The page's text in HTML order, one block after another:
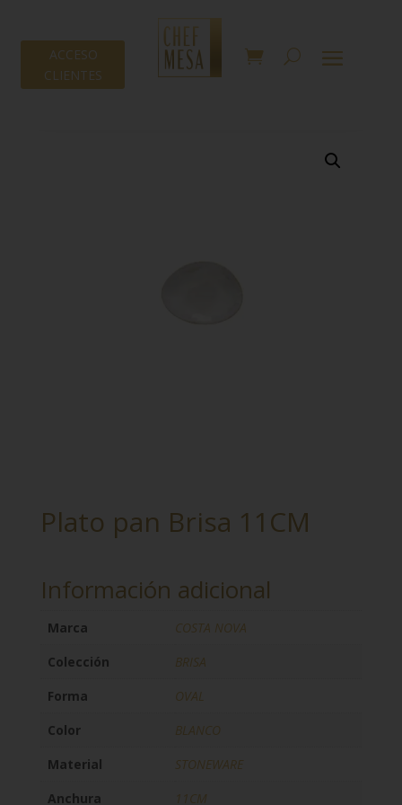
ACCESO
CLIENTES
Plato pan Brisa 11CM
Información adicional
Marca
COSTA NOVA
Colección
BRISA
Forma
OVAL
Color
BLANCO
Material
STONEWARE
Anchura
11CM